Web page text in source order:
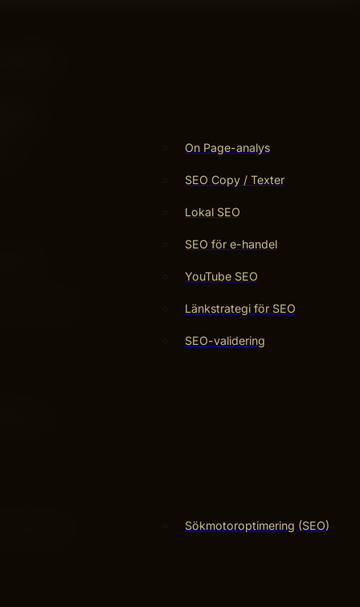
On Page-analys
SEO Copy / Texter
Lokal SEO
SEO för e-handel
YouTube SEO
Länkstrategi för SEO
SEO-validering
Sökmotoroptimering (SEO)
SEO
du
en viktig
på
ofta